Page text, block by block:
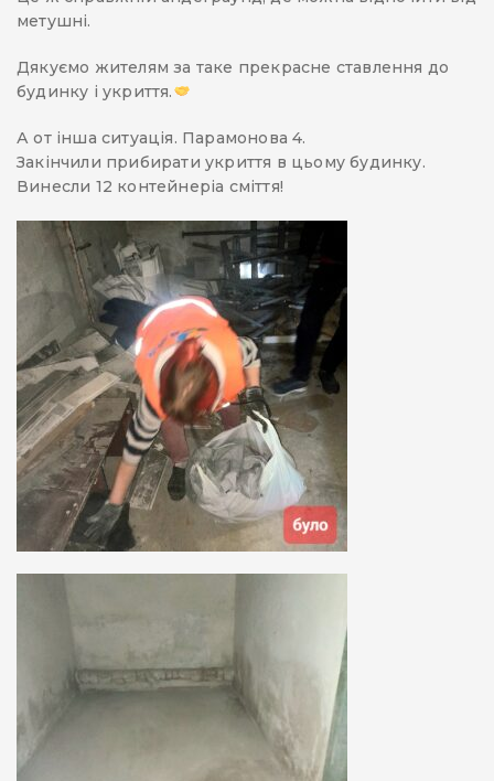
метушні.
Дякуємо жителям за таке прекрасне ставлення до
будинку і укриття.
А от інша ситуація. Парамонова 4.
Закінчили прибирати укриття в цьому будинку.
Винесли 12 контейнеріа сміття!